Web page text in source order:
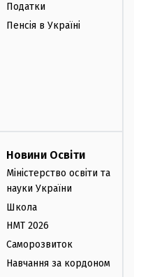
Податки
Пенсія в Україні
Новини Освіти
Міністерство освіти та
науки України
Школа
НМТ 2026
Саморозвиток
Навчання за кордоном